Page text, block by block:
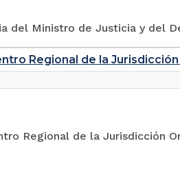
del Ministro de Justicia y del
Regional de la
Regional de la Jurisdicción